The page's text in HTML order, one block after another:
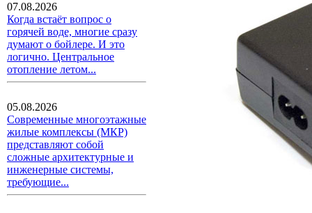
07.08.2026
Когда встаёт вопрос о
горячей воде, многие сразу
думают о бойлере. И это
логично. Центральное
отопление летом...
05.08.2026
Современные многоэтажные
жилые комплексы (МКР)
представляют собой
сложные архитектурные и
инженерные системы,
требующие...